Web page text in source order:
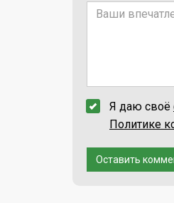
Я даю своё
Политике
Оставить